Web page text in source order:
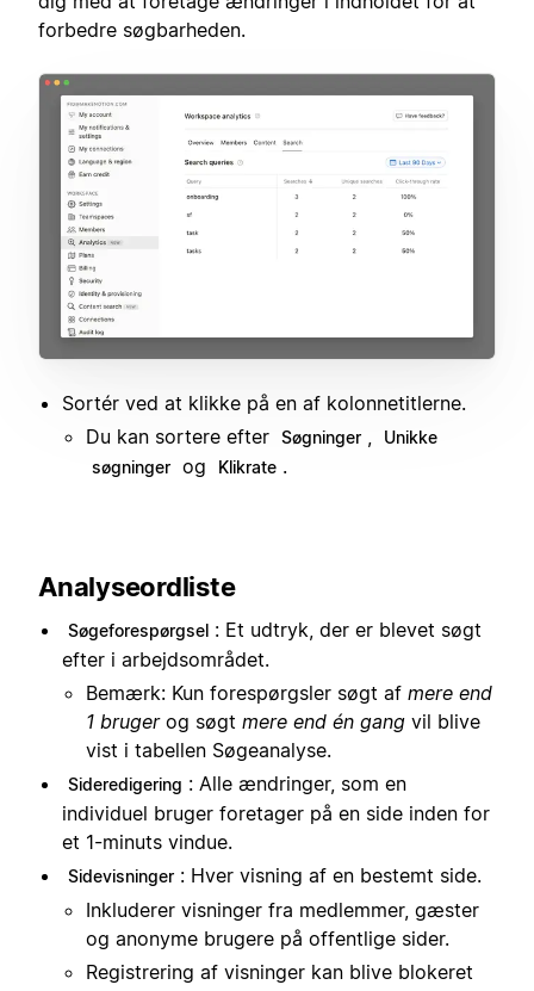
forbedre søgbarheden.
Sortér ved at klikke på en af kolonnetitlerne.
Du kan sortere efter Søgninger
Unikke
søgninger og Klikrate .
Analyseordliste
Søgeforespørgsel : Et udtryk, der er blevet søgt
efter i arbejdsområdet.
Bemærk: Kun forespørgsler søgt af mere end
1 brugerog søgt mere end én gang vil blive
vist i tabellen Søgeanalyse.
Sideredigering : Alle ændringer, som en
individuel bruger foretager på en side inden for
et 1-minuts vindue.
Sidevisninger : Hver visning af en bestemt side.
Inkluderer visninger fra medlemmer, gæster
og anonyme brugere på offentlige sider.
Registrering af visninger kan blive blokeret